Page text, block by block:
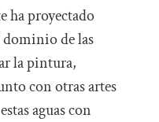
ha proyectado
dominio de las
la pintura,
con otras artes
aguas con